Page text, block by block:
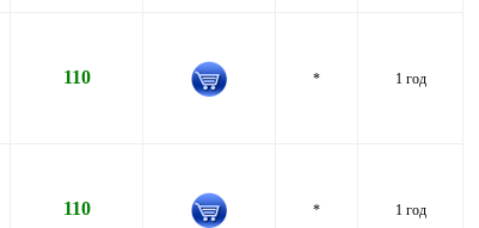
110 * 1 год
110 * 1 год